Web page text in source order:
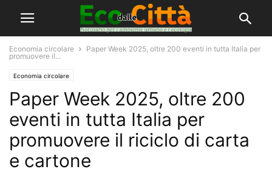
Economia circolare
Paper Week 2025, oltre 200 eventi in tutta Italia per
promuovere il...
Economia circolare
Paper Week 2025, oltre 200
eventi in tutta Italia per
promuovere il riciclo di carta
e cartone